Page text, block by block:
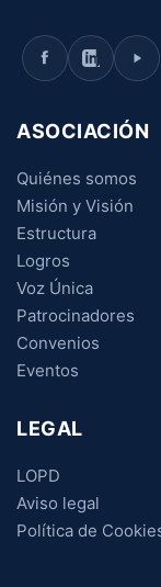
ASOCIACIÓN
Quiénes somos
Misión y Visión
Estructura
Logros
Voz Única
Patrocinadores
Convenios
Eventos
LEGAL
LOPD
Aviso legal
Política de